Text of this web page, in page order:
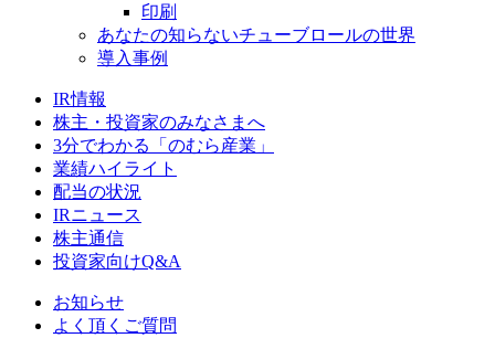
印刷
あなたの知らないチューブロールの世界
導入事例
IR情報
株主・投資家のみなさまへ
3分でわかる「のむら産業」
業績ハイライト
配当の状況
IRニュース
株主通信
投資家向けQ&A
お知らせ
よく頂くご質問